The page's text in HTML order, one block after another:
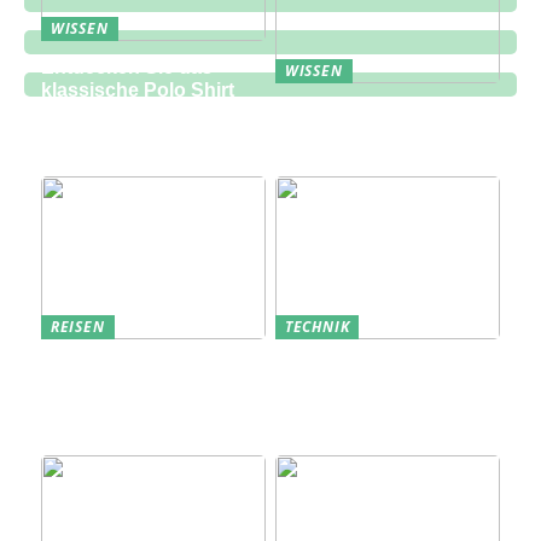
WISSEN
klassische Polo Shirt
WISSEN
REISEN
TECHNIK